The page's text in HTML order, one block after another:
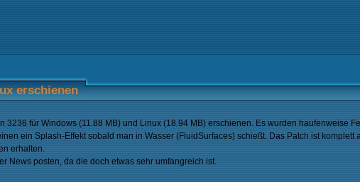
erschienen
3236 für Windows (11.88 MB) und Linux (18.94 MB) erschienen. Es wurden haufenweise
ein Splash-Effekt sobald man in Wasser (FluidSurfaces) schießt. Das Patch ist
erhalten.
News posten, da die doch etwas sehr umfangreich ist.